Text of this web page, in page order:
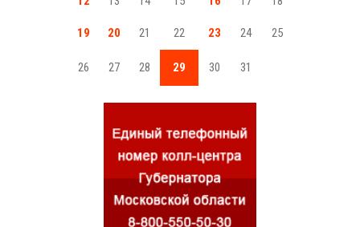
19 20 21 22 23 24 25
26 27 28 29 30 31